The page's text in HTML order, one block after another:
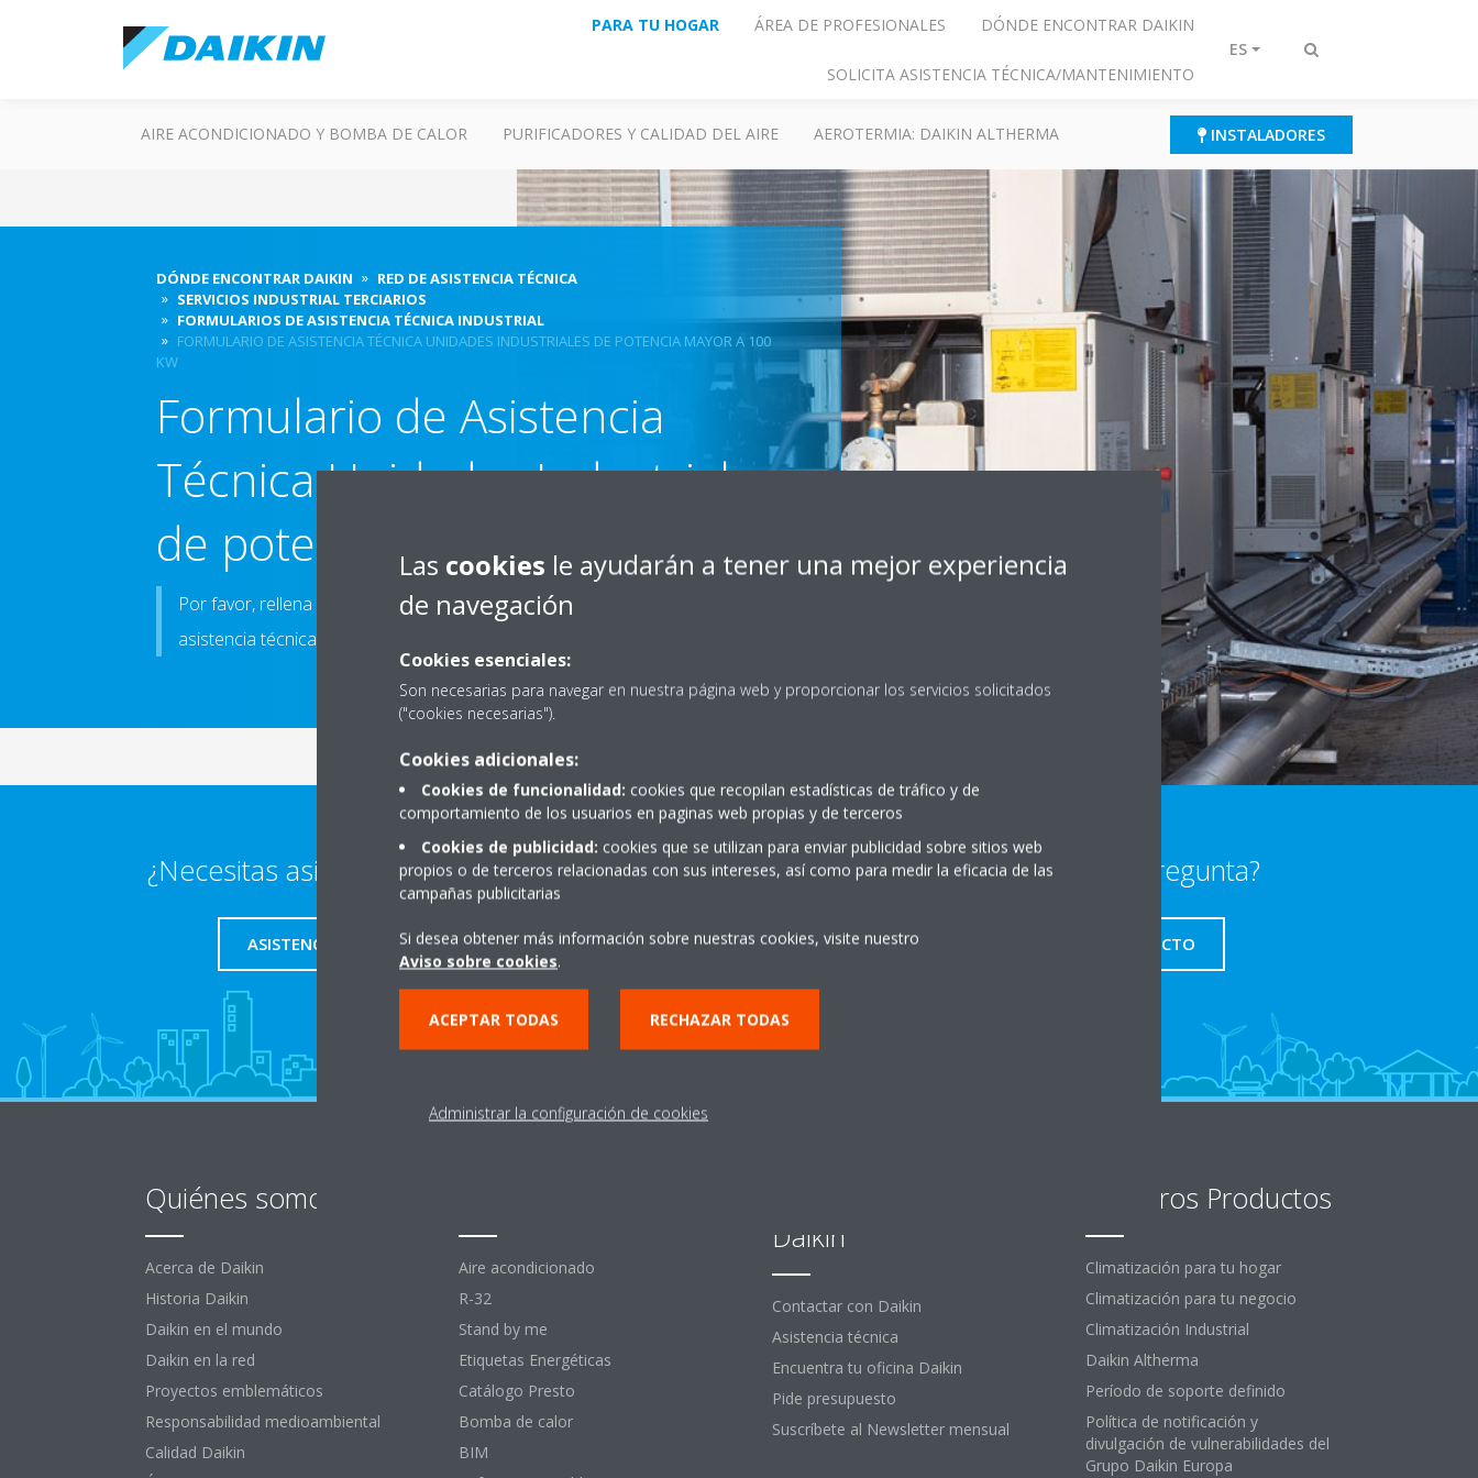
Alternar
PARA TU HOGAR ÁREA DE PROFESIONALES DÓNDE ENCONTRAR DAIKIN
SOLICITA ASISTENCIA TÉCNICA/MANTENIMIENTO
ES
AIRE ACONDICIONADO Y BOMBA DE CALOR PURIFICADORES Y CALIDAD DEL AIRE AEROTERMIA: DAIKIN ALTHERMA INSTALADORES
DÓNDE ENCONTRAR DAIKIN
RED DE ASISTENCIA TÉCNICA
SERVICIOS INDUSTRIAL TERCIARIOS
FORMULARIOS DE ASISTENCIA TÉCNICA INDUSTRIAL
FORMULARIO DE ASISTENCIA TÉCNICA UNIDADES INDUSTRIALES DE POTENCIA MAYOR A 100
KW
Formulario de Asistencia
Técnica Unidades Industriales
de potencia mayor a 100 kW
Por favor, rellena el formulario que aparece a continuación para poder recibir
asistencia técnica
to
content
¿Necesitas asistencia técnica?
ASISTENCIA TÉCNICA
Distribuidores
ENCUENTRA TU DISTRIBUIDOR
¿Alguna pregunta?
CONTACTO
Quiénes somos
Acerca de Daikin
Historia Daikin
Daikin en el mundo
Daikin en la red
Proyectos emblemáticos
Responsabilidad medioambiental
Calidad Daikin
Aire acondicionado
R-32
Stand by me
Etiquetas Energéticas
Catálogo Presto
Bomba de calor
BIM
Daikin
Contactar con Daikin
Asistencia técnica
Encuentra tu oficina Daikin
Pide presupuesto
Suscríbete al Newsletter mensual
Nuestros Productos
Climatización para tu hogar
Climatización para tu negocio
Climatización Industrial
Daikin Altherma
Período de soporte definido
Política de notificación y
divulgación de vulnerabilidades del
Grupo Daikin Europa
Las cookies le ayudarán a tener una mejor experiencia
de navegación
Cookies esenciales:
Son necesarias para navegar en nuestra página web y proporcionar los servicios solicitados
("cookies necesarias").
Cookies adicionales:
Cookies de funcionalidad: cookies que recopilan estadísticas de tráfico y de
comportamiento de los usuarios en paginas web propias y de terceros
Cookies de publicidad: cookies que se utilizan para enviar publicidad sobre sitios web
propios o de terceros relacionadas con sus intereses, así como para medir la eficacia de las
campañas publicitarias
Si desea obtener más información sobre nuestras cookies, visite nuestro
Aviso sobre cookies.
ACEPTAR TODAS RECHAZAR TODAS
Administrar la configuración de cookies